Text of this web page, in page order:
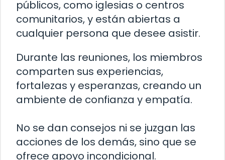
públicos, como iglesias o centros
comunitarios, y están abiertas a
cualquier persona que desee asistir.
Durante las reuniones, los miembros
comparten sus experiencias,
fortalezas y esperanzas, creando un
ambiente de confianza y empatía.
No se dan consejos ni se juzgan las
acciones de los demás, sino que se
ofrece apoyo incondicional.